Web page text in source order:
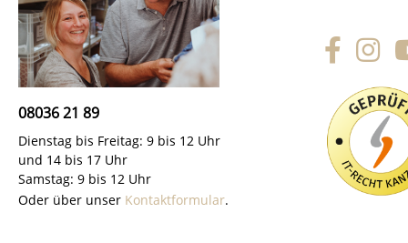
08036 21 89
Dienstag bis Freitag: 9 bis 12 Uhr
und 14 bis 17 Uhr
Samstag: 9 bis 12 Uhr
Oder über unser Kontaktformular.